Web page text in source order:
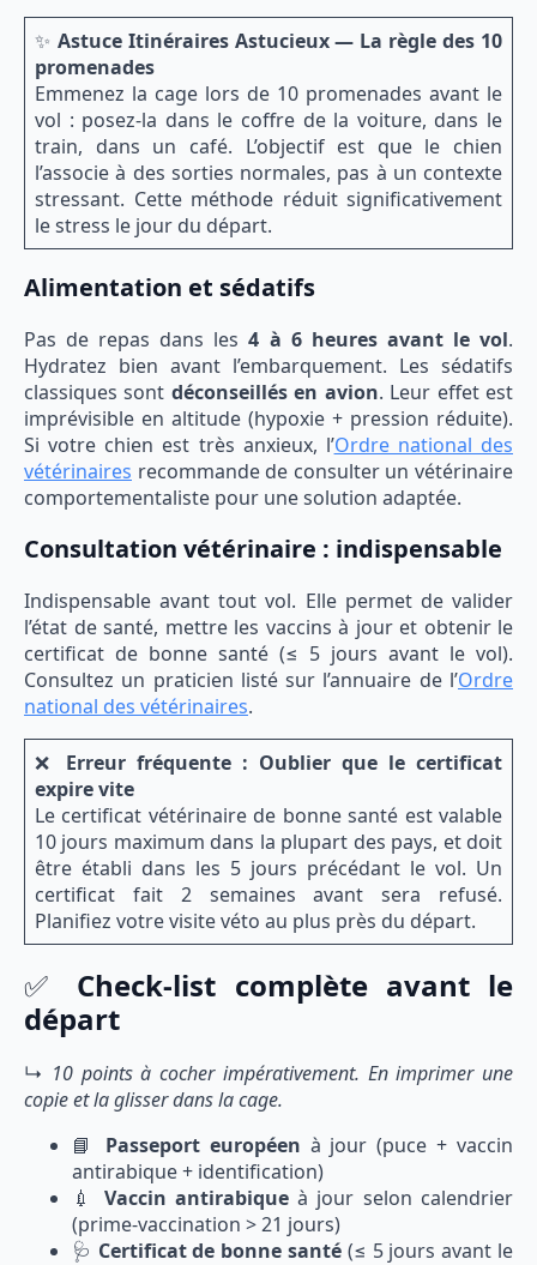
✨ Astuce Itinéraires Astucieux — La règle des 10
promenades
Emmenez la cage lors de 10 promenades avant le
vol : posez-la dans le coffre de la voiture, dans le
train, dans un café. L’objectif est que le chien
l’associe à des sorties normales, pas à un contexte
stressant. Cette méthode réduit significativement
le stress le jour du départ.
Alimentation et sédatifs
Pas de repas dans les4 à 6 heures avant le vol.
Hydratez bien avant l’embarquement. Les sédatifs
classiques sont déconseillés en avion. Leur effet est
imprévisible en altitude (hypoxie + pression réduite).
Si votre chien est très anxieux, l’Ordre national des
vétérinaires recommande de consulter un vétérinaire
comportementaliste pour une solution adaptée.
Consultation vétérinaire : indispensable
Indispensable avant tout vol. Elle permet de valider
l’état de santé, mettre les vaccins à jour et obtenir le
certificat de bonne santé (≤ 5 jours avant le vol).
Consultez un praticien listé sur l’annuaire de l’Ordre
national des vétérinaires.
❌ Erreur fréquente : Oublier que le certificat
expire vite
Le certificat vétérinaire de bonne santé est valable
10 jours maximum dans la plupart des pays, et doit
être établi dans les 5 jours précédant le vol. Un
certificat fait 2 semaines avant sera refusé.
Planifiez votre visite véto au plus près du départ.
✅ Check-list complète avant le
départ
↳ 10 points à cocher impérativement. En imprimer une
copie et la glisser dans la cage.
📘 Passeport européen à jour (puce + vaccin
antirabique + identification)
💉 Vaccin antirabiqueà jour selon calendrier
(prime-vaccination > 21 jours)
🩺 Certificat de bonne santé (≤ 5 jours avant le